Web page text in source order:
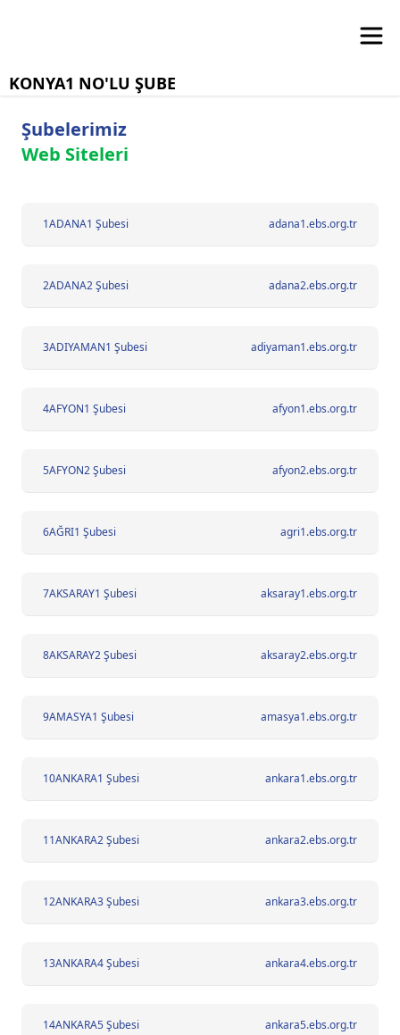
KONYA1 NO'LU ŞUBE
Şubelerimiz
Web Siteleri
1ADANA1 Şubesi adana1.ebs.org.tr
2ADANA2 Şubesi adana2.ebs.org.tr
3ADIYAMAN1 Şubesi adiyaman1.ebs.org.tr
4AFYON1 Şubesi afyon1.ebs.org.tr
5AFYON2 Şubesi afyon2.ebs.org.tr
6AĞRI1 Şubesi agri1.ebs.org.tr
7AKSARAY1 Şubesi aksaray1.ebs.org.tr
8AKSARAY2 Şubesi aksaray2.ebs.org.tr
9AMASYA1 Şubesi amasya1.ebs.org.tr
10ANKARA1 Şubesi ankara1.ebs.org.tr
11ANKARA2 Şubesi ankara2.ebs.org.tr
12ANKARA3 Şubesi ankara3.ebs.org.tr
13ANKARA4 Şubesi ankara4.ebs.org.tr
14ANKARA5 Şubesi ankara5.ebs.org.tr